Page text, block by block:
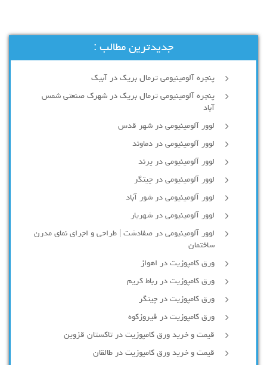
جدیدترین مطالب :
پنجره آلومینیومی ترمال بریک در آبیک
پنجره آلومینیومی ترمال بریک در شهرک صنعتی شمس
آباد
لوور آلومینیومی در شهر قدس
لوور آلومینیومی در دماوند
لوور آلومینیومی در پرند
لوور آلومینیومی در چیتگر
لوور آلومینیومی در شور آباد
لوور آلومينيومي در شهريار
لوور آلومینیومی در صفادشت | طراحی و اجرای نمای مدرن
ساختمان
ورق کامپوزیت در اهواز
ورق کامپوزیت در رباط کریم
ورق کامپوزیت در چیتگر
ورق کامپوزیت در فیروزکوه
قیمت و خرید ورق کامپوزیت در تاکستان قزوین
قیمت و خرید ورق کامپوزیت در طالقان